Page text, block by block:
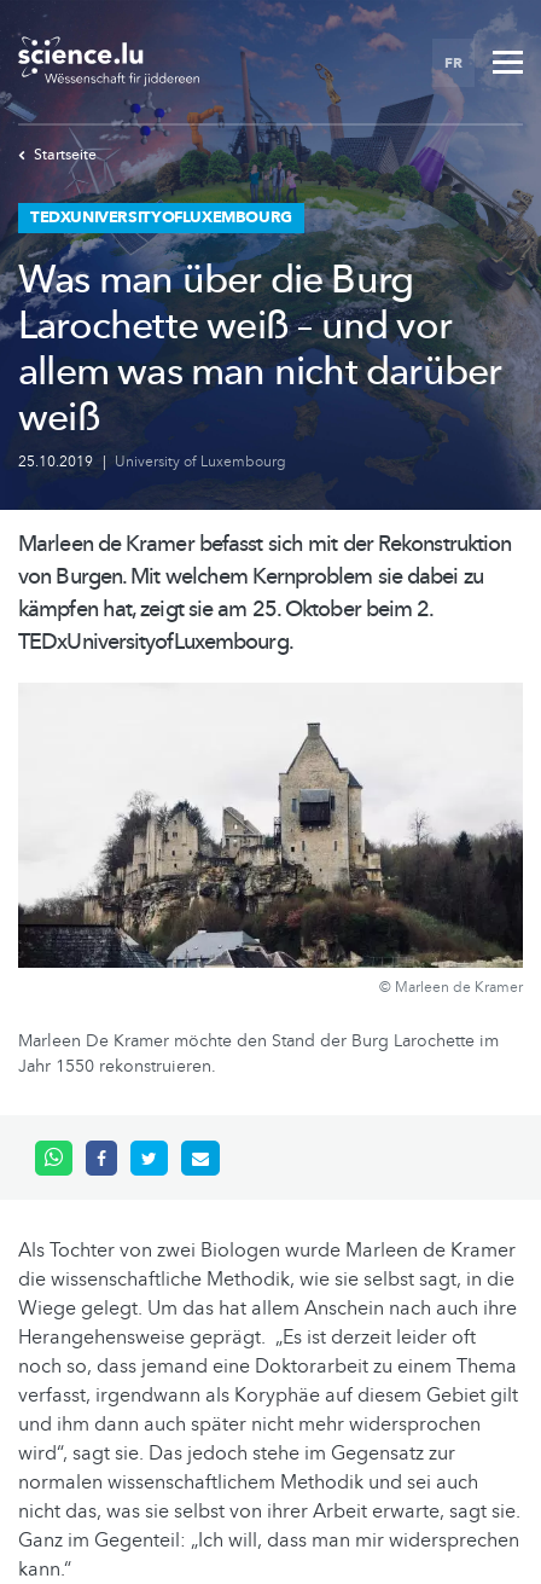
to
main
content
FR
Startseite
TEDXUNIVERSITYOFLUXEMBOURG
Was man über die Burg
Larochette weiß – und vor
allem was man nicht darüber
weiß
25.10.2019 | University of Luxembourg
Marleen de Kramer befasst sich mit derRekonstruktion
von Burgen. Mit welchem Kernproblem sie dabei zu
kämpfen hat, zeigt sie am 25. Oktober beim 2.
TEDxUniversityofLuxembourg.
© Marleen de Kramer
Marleen De Kramer möchte den Stand der Burg Larochette im
Jahr 1550 rekonstruieren.
Als Tochter von zwei Biologen wurde Marleen de Kramer
die wissenschaftliche Methodik, wie sie selbst sagt, in die
Wiege gelegt. Um das hat allem Anschein nach auch ihre
Herangehensweise geprägt. „Es ist derzeit leider oft
noch so, dass jemand eine Doktorarbeit zu einem Thema
verfasst, irgendwann als Koryphäe auf diesem Gebiet gilt
und ihm dann auch später nicht mehr widersprochen
wird“, sagt sie. Das jedoch stehe im Gegensatz zur
normalen wissenschaftlichem Methodik und sei auch
nicht das, was sie selbst von ihrer Arbeit erwarte, sagt sie.
Ganz im Gegenteil: „Ich will, dass man mir widersprechen
kann.“